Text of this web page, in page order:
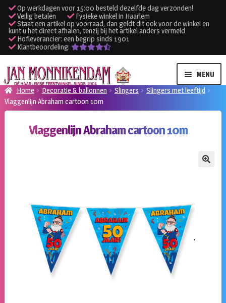
Op werkdagen voor 15:00 besteld dezelfde dag verzonden!
Veilig betalen
Fysieke winkel in Haarlem
Staat een artikel op voorraad, dan geldt dit ook voor de winkel en
kunt u het direct afhalen, tenzij bij het artikel anders vermeld
Hofleverancier: een begrip sinds 1901
Klantbeoordeling:
Ga
door
naar
navigatie
Ga
naar
de
inhoud
MENU
Verhuur kleding
Verhuur apparatuur
Inloggen
Home Decoratie & ballonnen Slingers
Slingers met leeftijd
Vlaggenlijn Abraham cartoon 10m
Vlaggenlijn Abraham cartoon 10m